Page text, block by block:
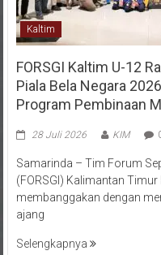
Kaltim
FORSGI Kaltim U-12
Piala Bela Negara
Program Pembinaan
(FORSGI) Kalimantan
membanggakan dengan
ajang